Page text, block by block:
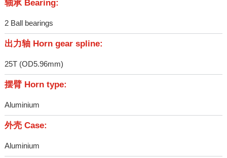
轴承 Bearing:
2 Ball bearings
出力轴 Horn gear spline:
25T (OD5.96mm)
摆臂 Horn type:
Aluminium
外壳 Case:
Aluminium